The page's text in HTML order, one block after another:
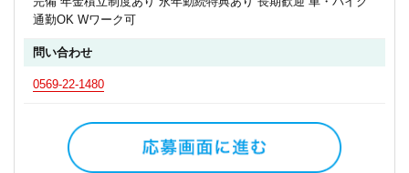
通勤OK Wワーク可
問い合わせ
0569-22-1480